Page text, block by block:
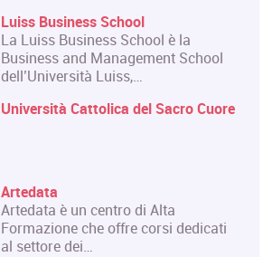
Luiss Business School
La Luiss Business School è la
Business and Management School
dell’Università Luiss,…
Università Cattolica del Sacro Cuore
Artedata
Artedata è un centro di Alta
Formazione che offre corsi dedicati
al settore dei…